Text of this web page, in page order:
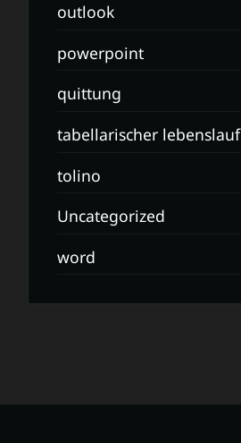
outlook
powerpoint
quittung
tabellarischer lebenslauf
tolino
Uncategorized
word